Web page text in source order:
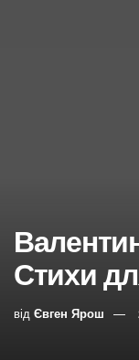
Стихи
від Євген Ярош